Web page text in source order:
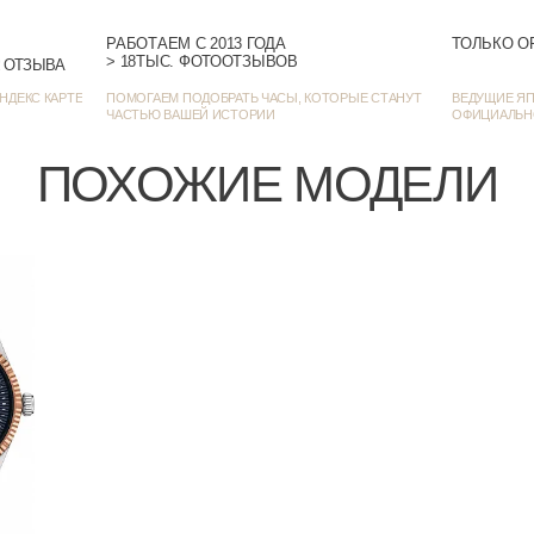
> 1384 ОЦЕНКИ • 1272 ОТЗЫВА
КАРТЕ
РАБОТАЕМ С 2013 ГОДА
> 18ТЫС. ФОТООТЗЫВОВ
ПОМОГАЕМ ПОДОБРАТЬ ЧАСЫ, КОТОРЫЕ СТАНУТ
ЧАСТЬЮ ВАШЕЙ ИСТОРИИ
ТОЛЬКО
ВЕДУЩИЕ
ПОХОЖИЕ МОДЕЛИ